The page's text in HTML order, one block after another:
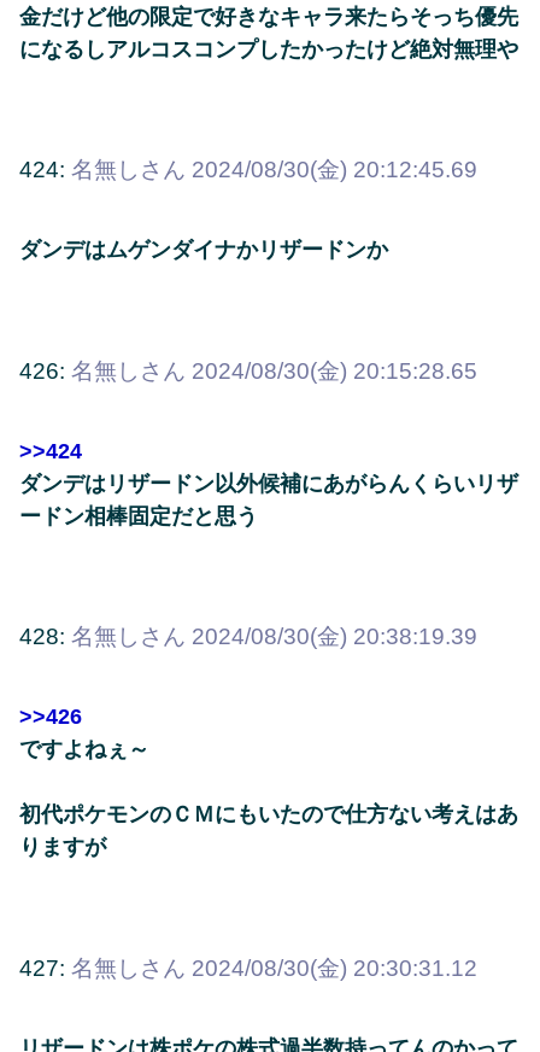
金だけど他の限定で好きなキャラ来たらそっち優先
になるしアルコスコンプしたかったけど絶対無理や
424: 名無しさん 2024/08/30(金) 20:12:45.69
ダンデはムゲンダイナかリザードンか
426: 名無しさん 2024/08/30(金) 20:15:28.65
>>424
ダンデはリザードン以外候補にあがらんくらいリザ
ードン相棒固定だと思う
428: 名無しさん 2024/08/30(金) 20:38:19.39
>>426
ですよねぇ～
初代ポケモンのＣＭにもいたので仕方ない考えはあ
りますが
427: 名無しさん 2024/08/30(金) 20:30:31.12